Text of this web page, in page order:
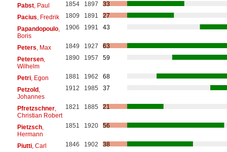
Pabst, Paul 1854 1897
33
Pacius, Fredrik 1809 1891
27
Papandopoulo,
Boris
1906 1991 43
Peters, Max 1849 1927
63
Petersen,
Wilhelm
1890 1957 59
Petri, Egon 1881 1962
68
Petzold,
Johannes
1912 1985 37
Pfretzschner,
Christian Robert
1821 1885 21
Pietzsch,
Hermann
1851 1920 56
Piutti, Carl 1846 1902
38